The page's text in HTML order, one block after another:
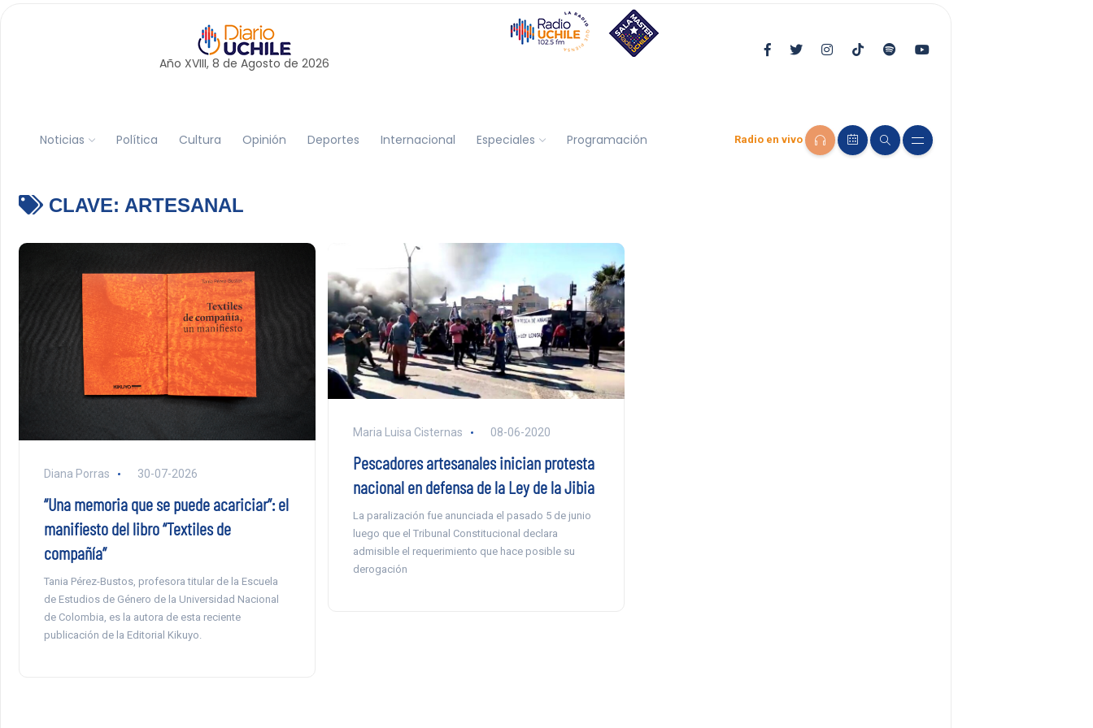
Año XVIII, 8 de Agosto de 2026
Noticias Política Cultura Opinión Deportes Internacional Especiales Programación Radio en vivo
CLAVE: ARTESANAL
Diana Porras 30-07-2026
“Una memoria que se puede acariciar”: el
manifiesto del libro “Textiles de
compañía”
Tania Pérez-Bustos, profesora titular de la Escuela
de Estudios de Género de la Universidad Nacional
de Colombia, es la autora de esta reciente
publicación de la Editorial Kikuyo.
Maria Luisa Cisternas 08-06-2020
Pescadores artesanales inician protesta
nacional en defensa de la Ley de la Jibia
La paralización fue anunciada el pasado 5 de junio
luego que el Tribunal Constitucional declara
admisible el requerimiento que hace posible su
derogación